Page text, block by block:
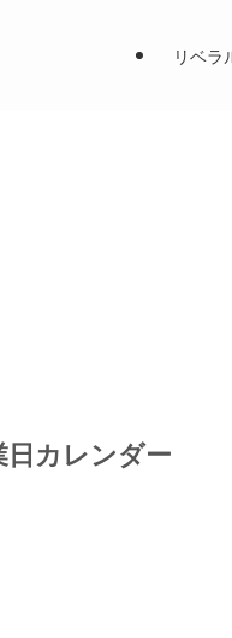
リベラ
カレンダー